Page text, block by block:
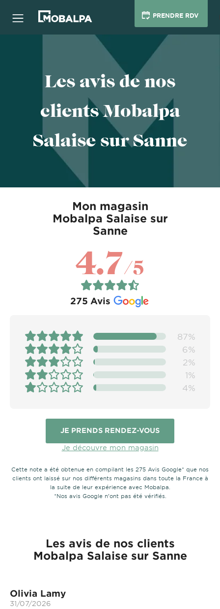
PRENDRE RDV
Les avis de nos
clients Mobalpa
Salaise sur Sanne
Mon magasin
Mobalpa Salaise sur
Sanne
4.7/5
275 Avis
87%
6%
2%
1%
4%
JE PRENDS RENDEZ-VOUS
Je découvre mon magasin
Cette note a été obtenue en compilant les 275 Avis Google* que nos
clients ont laissé sur nos différents magasins dans toute la France à
la suite de leur expérience avec Mobalpa.
*Nos avis Google n’ont pas été vérifiés.
Les avis de nos clients
Mobalpa Salaise sur Sanne
Olivia Lamy
31/07/2026